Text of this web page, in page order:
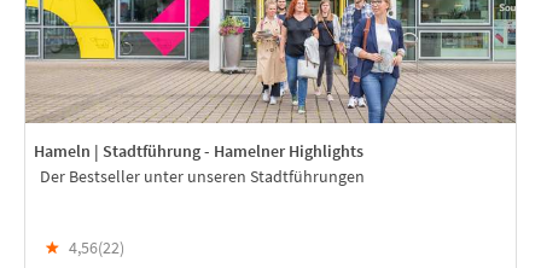
Hameln | Stadtführung - Hamelner Highlights
Der Bestseller unter unseren Stadtführungen
★ 4,56(22)